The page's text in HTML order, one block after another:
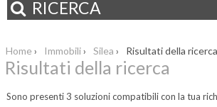
RICERCA
Home › Immobili› Silea › Risultati della ricerca
Risultati della ricerca
Sono presenti 3 soluzioni compatibili con la tua